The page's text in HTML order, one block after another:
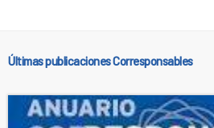
Últimas publicaciones Corresponsables